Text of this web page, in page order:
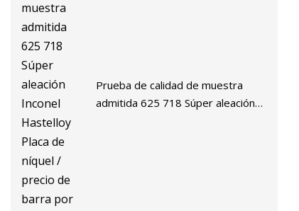
Prueba de calidad de muestra
admitida 625 718 Súper aleación